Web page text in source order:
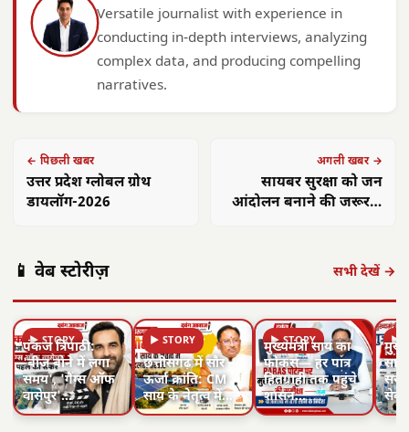
Versatile journalist with experience in
conducting in-depth interviews, analyzing
complex data, and producing compelling
narratives.
← पिछली खबर
उत्तर प्रदेश ग्लोबल ग्रोथ
डायलॉग-2026
अगली खबर →
सायबर सुरक्षा को जन
आंदोलन बनाने की जरूरत,
यादव
📱 वेब स्टोरीज़ सभी देखें →
▶ STORY
पंकज त्रिपाठी:
'बीज बोने में लगा
समय', 'गैंग्स ऑफ
वासेपुर'…
▶ STORY
छत्तीसगढ़ में सौर
ऊर्जा क्रांति: CM
साय के नेतृत्व में…
▶ STORY
मुख्यमंत्री साय का
फोकस— हर पात्र
हितग्राही तक पहुंचे
शासन…
▶